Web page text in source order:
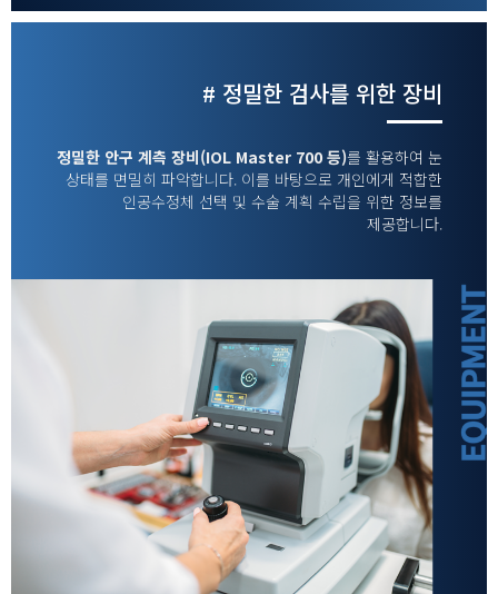
# 정밀한 검사를 위한 장비
정밀한 안구 계측 장비(IOL Master 700 등)를 활용하여 눈
상태를 면밀히 파악합니다. 이를 바탕으로 개인에게 적합한
인공수정체 선택 및 수술 계획 수립을 위한 정보를
제공합니다.